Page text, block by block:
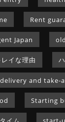
Rent
Japan
イな理由
and take-
Starting